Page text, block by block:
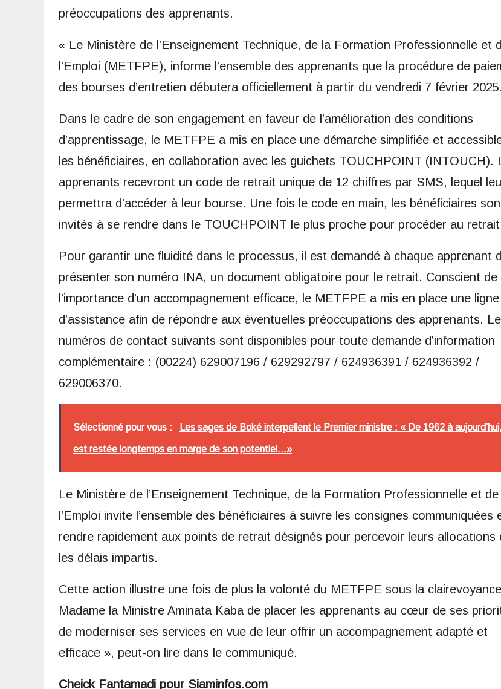
préoccupations des apprenants.
« Le Ministère de l’Enseignement Technique, de la Formation Professionnelle et
l’Emploi (METFPE), informe l’ensemble des apprenants que la procédure de
des bourses d’entretien débutera officiellement à partir du vendredi 7 février 2025.
Dans le cadre de son engagement en faveur de l’amélioration des conditions
d’apprentissage, le METFPE a mis en place une démarche simplifiée et
les bénéficiaires, en collaboration avec les guichets TOUCHPOINT (INTOUCH).
apprenants recevront un code de retrait unique de 12 chiffres par SMS, lequel
permettra d’accéder à leur bourse. Une fois le code en main, les bénéficiaires
invités à se rendre dans le TOUCHPOINT le plus proche pour procéder au
Pour garantir une fluidité dans le processus, il est demandé à chaque apprenant
présenter son numéro INA, un document obligatoire pour le retrait. Conscient de
l’importance d’un accompagnement efficace, le METFPE a mis en place une ligne
d’assistance afin de répondre aux éventuelles préoccupations des apprenants.
numéros de contact suivants sont disponibles pour toute demande d’information
complémentaire : (00224) 629007196 / 629292797 / 624936391 / 624936392 /
629006370.
Sélectionné pour vous : Les sages de Boké interpellent le Premier ministre : « De 1962 à
est restée longtemps en marge de son potentiel...»
Le Ministère de l’Enseignement Technique, de la Formation Professionnelle et de
l’Emploi invite l’ensemble des bénéficiaires à suivre les consignes communiquées
rendre rapidement aux points de retrait désignés pour percevoir leurs allocations
les délais impartis.
Cette action illustre une fois de plus la volonté du METFPE sous la
Madame la Ministre Aminata Kaba de placer les apprenants au cœur de ses
de moderniser ses services en vue de leur offrir un accompagnement adapté et
efficace », peut-on lire dans le communiqué.
Cheick Fantamadi pour Siaminfos.com